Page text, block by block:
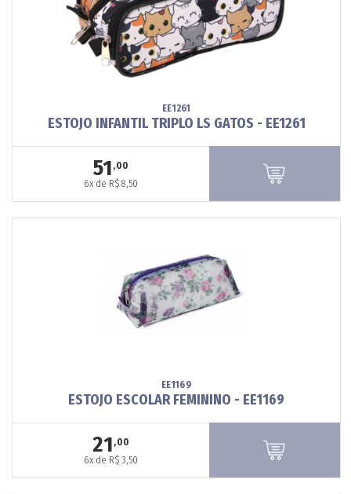
EE1261
ESTOJO INFANTIL TRIPLO LS GATOS - EE1261
51 ,00
6x de R$ 8,50
EE1169
ESTOJO ESCOLAR FEMININO - EE1169
21 ,00
6x de R$ 3,50